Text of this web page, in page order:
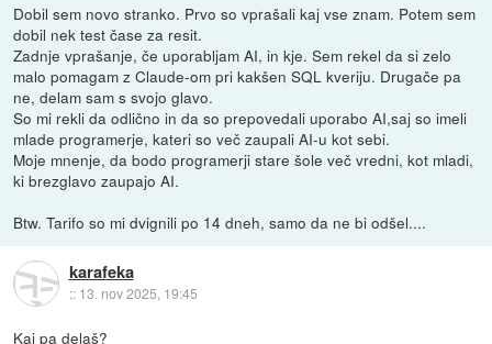
Dobil sem novo stranko. Prvo so vprašali kaj vse znam. Potem sem
dobil nek test čase za resit.
Zadnje vprašanje, če uporabljam AI, in kje. Sem rekel da si zelo
malo pomagam z Claude-om pri kakšen SQL kveriju. Drugače pa
ne, delam sam s svojo glavo.
So mi rekli da odlično in da so prepovedali uporabo AI,saj so imeli
mlade programerje, kateri so več zaupali AI-u kot sebi.
Moje mnenje, da bodo programerji stare šole več vredni, kot mladi,
ki brezglavo zaupajo AI.
Btw. Tarifo so mi dvignili po 14 dneh, samo da ne bi odšel....
karafeka
:: 13. nov 2025, 19:45
Kaj pa delaš?